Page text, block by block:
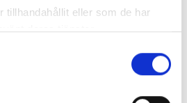
tillhandahållit eller som de har
deras tjänster.